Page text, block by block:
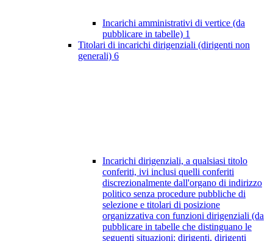
Incarichi amministrativi di vertice (da
pubblicare in tabelle) 1
Titolari di incarichi dirigenziali (dirigenti non
generali) 6
Incarichi dirigenziali, a qualsiasi titolo
conferiti, ivi inclusi quelli conferiti
discrezionalmente dall'organo di indirizzo
politico senza procedure pubbliche di
selezione e titolari di posizione
organizzativa con funzioni dirigenziali (da
pubblicare in tabelle che distinguano le
seguenti situazioni: dirigenti, dirigenti